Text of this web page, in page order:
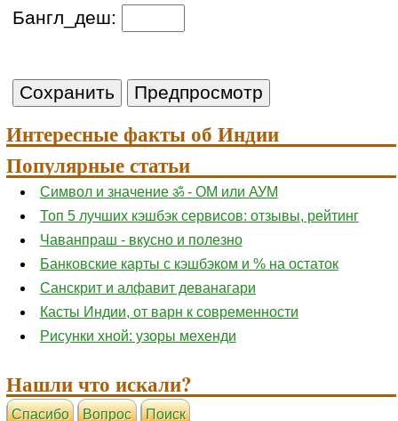
Бангл_деш:
Интересные факты об Индии
Популярные статьи
Символ и значение ॐ - ОМ или АУМ
Топ 5 лучших кэшбэк сервисов: отзывы, рейтинг
Чаванпраш - вкусно и полезно
Банковские карты с кэшбэком и % на остаток
Санскрит и алфавит деванагари
Касты Индии, от варн к современности
Рисунки хной: узоры мехенди
Нашли что искали?
Cпасибо Вопрос Поиск